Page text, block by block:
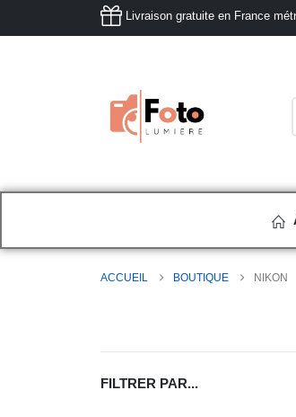
Livraison gratuite en France
ACCUEIL BOUTIQUE NIKON
FILTRER PAR...